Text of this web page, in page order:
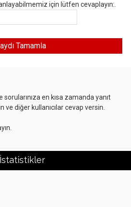
için lütfen cevaplayın:.
en kısa zamanda yanıt
diğer kullanıcılar cevap versin.
İstatistikler